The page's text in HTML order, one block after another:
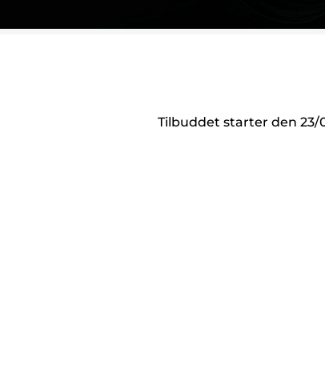
Tilbuddet starter den